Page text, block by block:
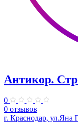
Антикор.
0
0 отзывов
г. Краснодар, ул.Яна